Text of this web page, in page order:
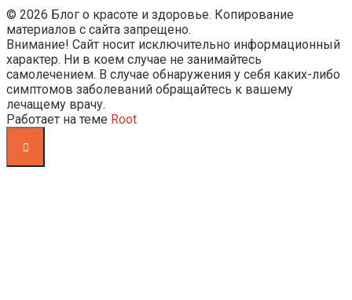
© 2026 Блог о красоте и здоровье. Копирование
материалов с сайта запрещено.
Внимание! Сайт носит исключительно информационный
характер. Ни в коем случае не занимайтесь
самолечением. В случае обнаружения у себя каких-либо
симптомов заболеваний обращайтесь к вашему
лечащему врачу.
Работает на теме Root